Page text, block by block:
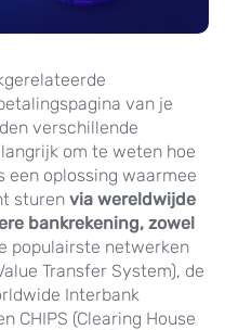
van je
verschillende
om te weten hoe
oplossing waarmee
sturen via wereldwijde
bankrekening, zowel
populairste netwerken
Transfer System), de
Interbank
CHIPS (Clearing House